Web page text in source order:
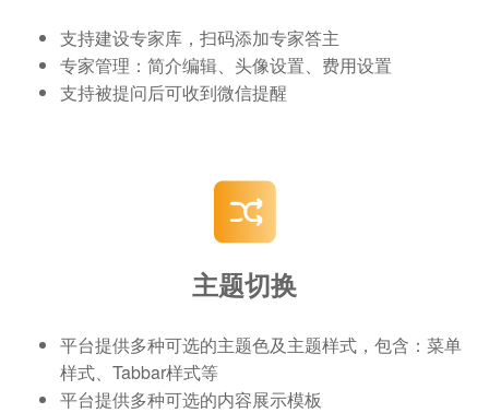
支持建设专家库，扫码添加专家答主
专家管理：简介编辑、头像设置、费用设置
支持被提问后可收到微信提醒
主题切换
平台提供多种可选的主题色及主题样式，包含：菜单
样式、Tabbar样式等
平台提供多种可选的内容展示模板